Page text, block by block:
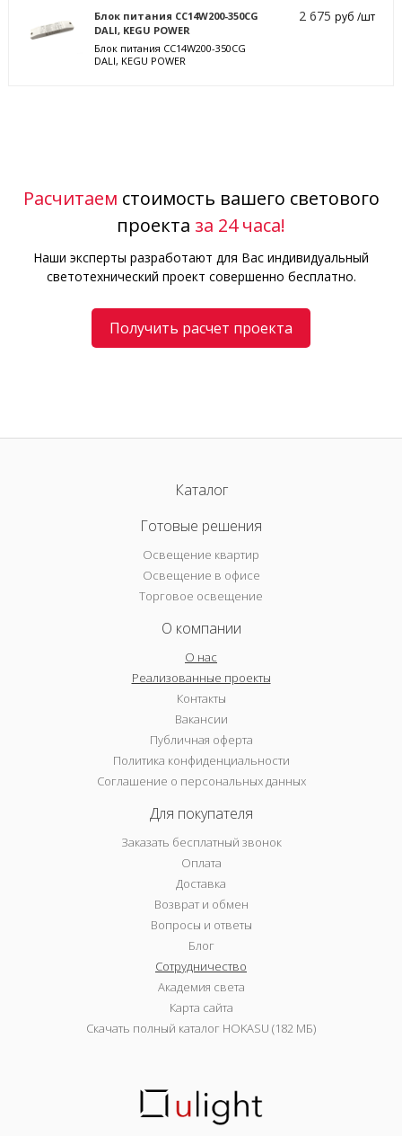
Блок питания CC14W200-350CG
DALI, KEGU POWER
Блок питания CC14W200-350CG
DALI, KEGU POWER
2 675руб /шт
Расчитаем стоимость вашего светового
проекта за 24 часа!
Наши эксперты разработают для Вас индивидуальный
светотехнический проект совершенно бесплатно.
Получить расчет проекта
Каталог
Готовые решения
Освещение квартир
Освещение в офисе
Торговое освещение
О компании
О нас
Реализованные проекты
Контакты
Вакансии
Публичная оферта
Политика конфиденциальности
Соглашение о персональных данных
Для покупателя
Заказать бесплатный звонок
Оплата
Доставка
Возврат и обмен
Вопросы и ответы
Блог
Сотрудничество
Академия света
Карта сайта
Скачать полный каталог HOKASU (182 МБ)